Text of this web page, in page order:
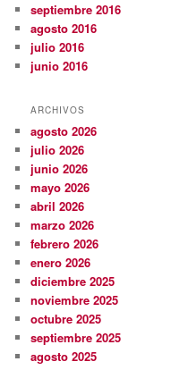
septiembre 2016
agosto 2016
julio 2016
junio 2016
ARCHIVOS
agosto 2026
julio 2026
junio 2026
mayo 2026
abril 2026
marzo 2026
febrero 2026
enero 2026
diciembre 2025
noviembre 2025
octubre 2025
septiembre 2025
agosto 2025